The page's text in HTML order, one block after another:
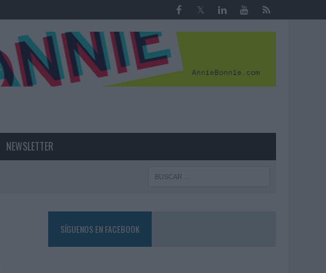
NEWSLETTER
SÍGUENOS EN FACEBOOK